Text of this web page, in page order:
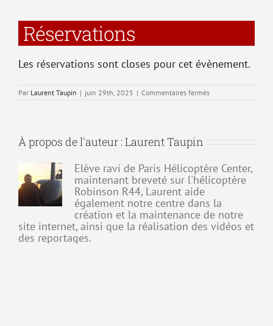
Réservations
Les réservations sont closes pour cet évènement.
Par Laurent Taupin | juin 29th, 2025 | Commentaires ferméssur
À propos de l'auteur :Laurent Taupin
Elève ravi de Paris Hélicoptère Center,
maintenant breveté sur l'hélicoptère
Robinson R44, Laurent aide
également notre centre dans la
création et la maintenance de notre
site internet, ainsi que la réalisation des vidéos et
des reportages.